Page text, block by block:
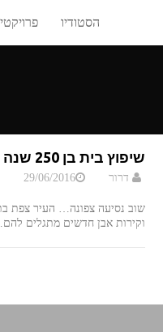
הסטודיו
שיפוץ בית בן 250 שנה בצפת
דרור 29/06/2016
שוב נסיעה צפונה… העיר צפת
וקירות אבן חדשים מתגלים